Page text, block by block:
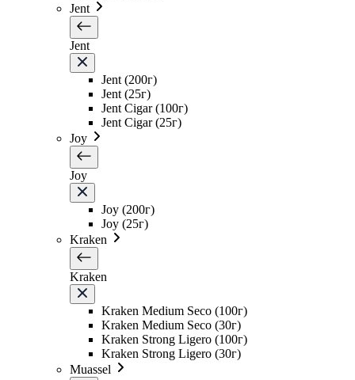
Jent
Jent
Jent (200г)
Jent (25г)
Jent Cigar (100г)
Jent Cigar (25г)
Joy
Joy
Joy (200г)
Joy (25г)
Kraken
Kraken
Kraken Medium Seco (100г)
Kraken Medium Seco (30г)
Kraken Strong Ligero (100г)
Kraken Strong Ligero (30г)
Muassel